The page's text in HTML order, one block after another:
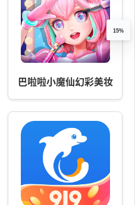
巴啦啦小魔仙幻彩美妆
15%